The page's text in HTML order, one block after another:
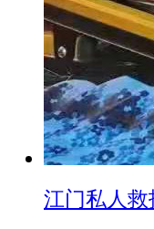
江门私人救